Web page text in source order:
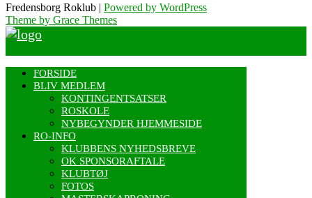
Fredensborg Roklub | Powered by WordPress
Theme by Grace Themes
FORSIDE
BLIV MEDLEM
KONTINGENTSATSER
ROSKOLE
NYBEGYNDER HJEMMESIDE
RO-INFO
KLUBBENS NYHEDSBREVE
OK SPONSORAFTALE
KLUBTØJ
FOTOS